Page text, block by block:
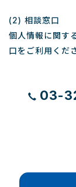
(2) 相談窓口
個人情報に関す
口をご利用くだ
03-